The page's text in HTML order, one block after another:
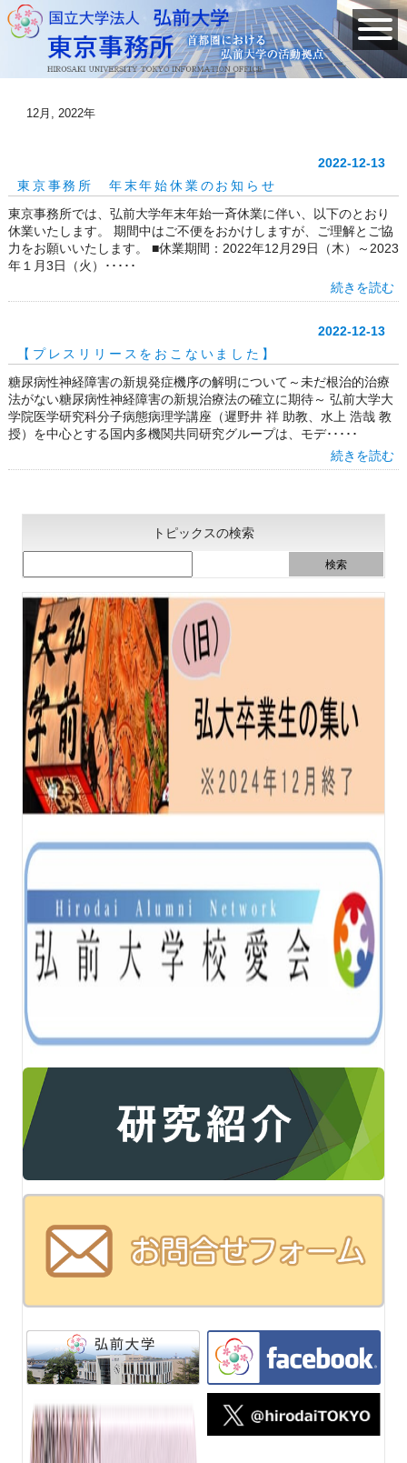
12月, 2022年
2022-12-13
東京事務所 年末年始休業のお知らせ
東京事務所では、弘前大学年末年始一斉休業に伴い、以下のとおり
休業いたします。 期間中はご不便をおかけしますが、ご理解とご協
力をお願いいたします。 ■休業期間：2022年12月29日（木）～2023
年１月3日（火）･････
続きを読む
2022-12-13
【プレスリリースをおこないました】
糖尿病性神経障害の新規発症機序の解明について～未だ根治的治療
法がない糖尿病性神経障害の新規治療法の確立に期待～ 弘前大学大
学院医学研究科分子病態病理学講座（遲野井 祥 助教、水上 浩哉 教
授）を中心とする国内多機関共同研究グループは、モデ･････
続きを読む
トピックスの検索